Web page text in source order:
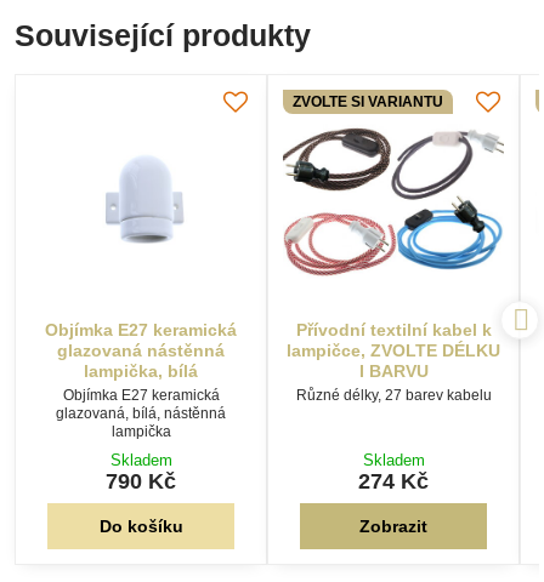
Související produkty
Objímka E27 keramická
glazovaná nástěnná
lampička, bílá
Objímka E27 keramická
glazovaná, bílá, nástěnná
lampička
Skladem
790 Kč
Do košíku
ZVOLTE SI VARIANTU
Přívodní textilní kabel k
lampičce, ZVOLTE DÉLKU
I BARVU
Různé délky, 27 barev kabelu
Skladem
274 Kč
Zobrazit